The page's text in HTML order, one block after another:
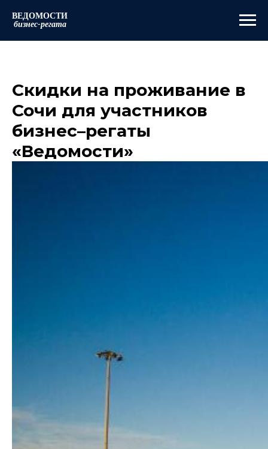
ВЕДОМОСТИ
бизнес-регата
Скидки на проживание в
Сочи для участников
бизнес–регаты
«Ведомости»